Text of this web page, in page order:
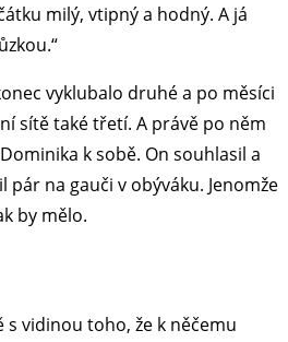
milý, vtipný a hodný. A já
vyklubalo druhé a po měsíci
sítě také třetí. A právě po něm
k sobě. On souhlasil a
pár na gauči v obýváku. Jenomže
by mělo.
s vidinou toho, že k něčemu